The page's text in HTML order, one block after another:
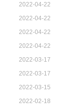
2022-04-22
2022-04-22
2022-04-22
2022-04-22
2022-03-17
2022-03-17
2022-03-15
2022-02-18